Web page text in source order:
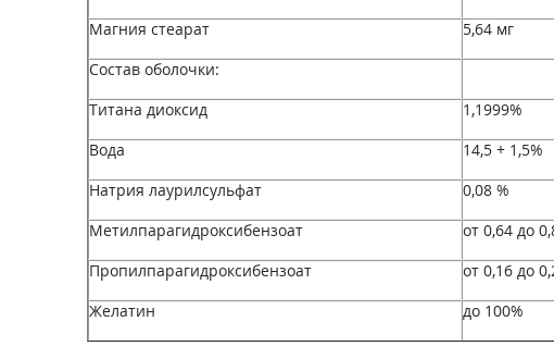
Магния стеарат
5,64 мг
Состав оболочки:
Титана диоксид
1,1999%
Вода
14,5 + 1,5%
Натрия лаурилсульфат
0,08 %
Метилпарагидроксибензоат
от 0,64 до
Пропилпарагидроксибензоат
от 0,16 до
Желатин
до 100%